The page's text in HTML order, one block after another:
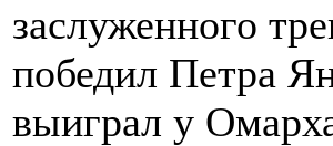
заслуженного
победил Петра
выиграл у